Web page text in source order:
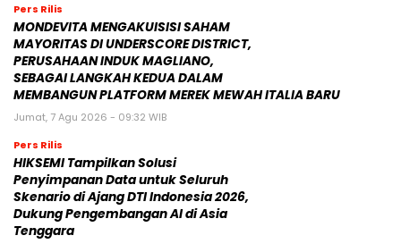
Pers Rilis
MONDEVITA MENGAKUISISI SAHAM
MAYORITAS DI UNDERSCORE DISTRICT,
PERUSAHAAN INDUK MAGLIANO,
SEBAGAI LANGKAH KEDUA DALAM
MEMBANGUN PLATFORM MEREK MEWAH ITALIA BARU
Jumat, 7 Agu 2026 - 09:32 WIB
Pers Rilis
HIKSEMI Tampilkan Solusi
Penyimpanan Data untuk Seluruh
Skenario di Ajang DTI Indonesia 2026,
Dukung Pengembangan AI di Asia
Tenggara